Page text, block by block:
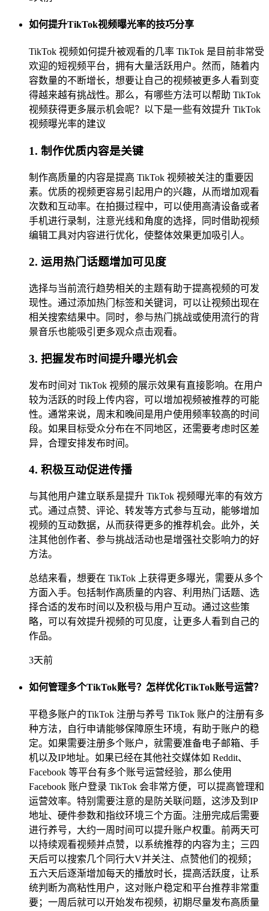
如何提升TikTok视频曝光率的技巧分享
TikTok 视频如何提升被观看的几率 TikTok 是目前非常受
欢迎的短视频平台，拥有大量活跃用户。然而，随着内
容数量的不断增长，想要让自己的视频被更多人看到变
得越来越有挑战性。那么，有哪些方法可以帮助 TikTok
视频获得更多展示机会呢？以下是一些有效提升 TikTok
视频曝光率的建议
1. 制作优质内容是关键
制作高质量的内容是提高 TikTok 视频被关注的重要因
素。优质的视频更容易引起用户的兴趣，从而增加观看
次数和互动率。在拍摄过程中，可以使用高清设备或者
手机进行录制，注意光线和角度的选择，同时借助视频
编辑工具对内容进行优化，使整体效果更加吸引人。
2. 运用热门话题增加可见度
选择与当前流行趋势相关的主题有助于提高视频的可发
现性。通过添加热门标签和关键词，可以让视频出现在
相关搜索结果中。同时，参与热门挑战或使用流行的背
景音乐也能吸引更多观众点击观看。
3. 把握发布时间提升曝光机会
发布时间对 TikTok 视频的展示效果有直接影响。在用户
较为活跃的时段上传内容，可以增加视频被推荐的可能
性。通常来说，周末和晚间是用户使用频率较高的时间
段。如果目标受众分布在不同地区，还需要考虑时区差
异，合理安排发布时间。
4. 积极互动促进传播
与其他用户建立联系是提升 TikTok 视频曝光率的有效方
式。通过点赞、评论、转发等方式参与互动，能够增加
视频的互动数据，从而获得更多的推荐机会。此外，关
注其他创作者、参与挑战活动也是增强社交影响力的好
方法。
总结来看，想要在 TikTok 上获得更多曝光，需要从多个
方面入手。包括制作高质量的内容、利用热门话题、选
择合适的发布时间以及积极与用户互动。通过这些策
略，可以有效提升视频的可见度，让更多人看到自己的
作品。
3天前
如何管理多个TikTok账号？怎样优化TikTok账号运营？
平稳多账户的TikTok 注册与养号 TikTok 账户的注册有多
种方法，自行申请能够保障原生环境，有助于账户的稳
定。如果需要注册多个账户，就需要准备电子邮箱、手
机以及IP地址。如果已经在其他社交媒体如 Reddit、
Facebook 等平台有多个账号运营经验，那么使用
Facebook 账户登录 TikTok 会非常方便，可以提高管理和
运营效率。特别需要注意的是防关联问题，这涉及到IP
地址、硬件参数和指纹环境三个方面。注册完成后需要
进行养号，大约一周时间可以提升账户权重。前两天可
以持续观看视频并点赞，以系统推荐的内容为主；三四
天后可以搜索几个同行大V并关注、点赞他们的视频；
五六天后逐渐增加每天的播放时长，提高活跃度，让系
统判断为高粘性用户，这对账户稳定和平台推荐非常重
要；一周后就可以开始发布视频，初期尽量发布高质量